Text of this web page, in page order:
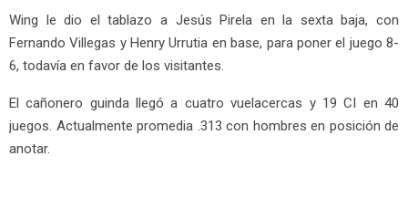
Wing le dio el tablazo a Jesús Pirela en la sexta baja, con
Fernando Villegas y Henry Urrutia en base, para poner el juego 8-
6, todavía en favor de los visitantes.
El cañonero guinda llegó a cuatro vuelacercas y 19 CI en 40
juegos. Actualmente promedia .313 con hombres en posición de
anotar.